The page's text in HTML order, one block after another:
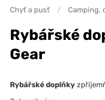
Chyť a pusť / Camping,
Rybářské
Gear
Rybářské doplňky
komfort, zábavu i